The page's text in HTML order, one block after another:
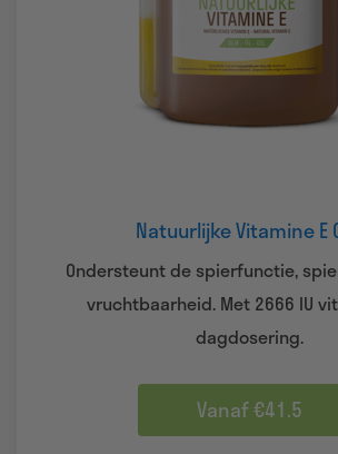
Natuurlijke Vitamine E
Ondersteunt de spierfunctie,
vruchtbaarheid. Met 2666 IU
dagdosering.
Vanaf €41.5